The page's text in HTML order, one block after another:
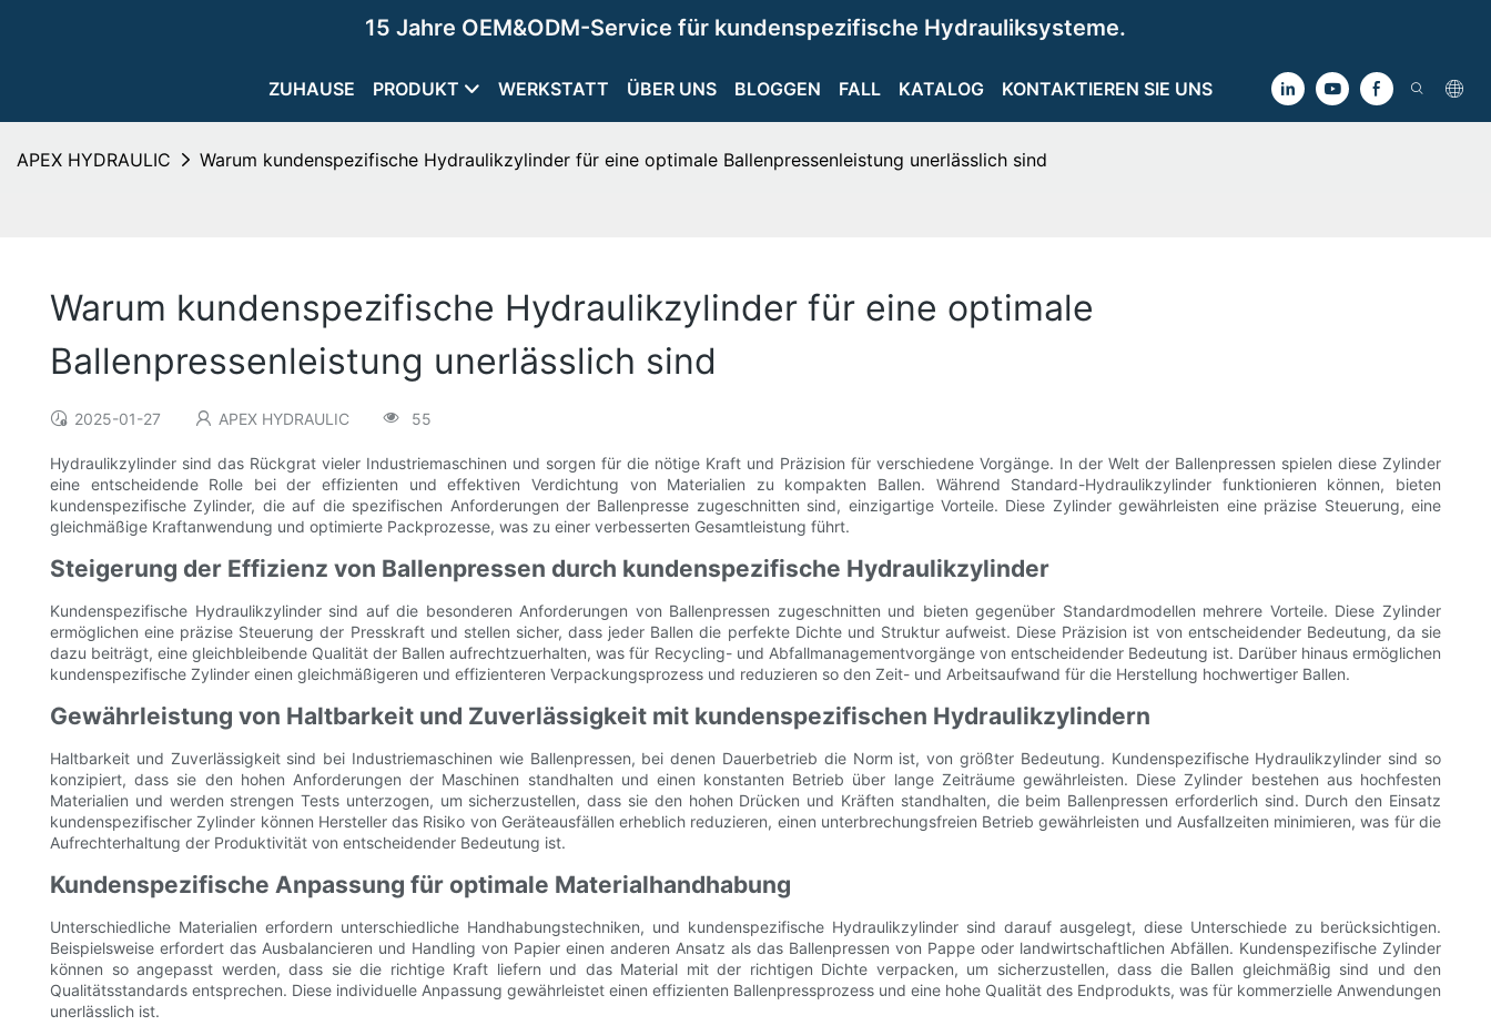
15 Jahre OEM&ODM-Service für kundenspezifische Hydrauliksysteme.
ZUHAUSE PRODUKT WERKSTATT ÜBER UNS BLOGGEN FALL KATALOG KONTAKTIEREN SIE UNS
APEX HYDRAULIC Warum kundenspezifische Hydraulikzylinder für eine optimale Ballenpressenleistung unerlässlich sind
Warum kundenspezifische Hydraulikzylinder für eine optimale
Ballenpressenleistung unerlässlich sind
2025-01-27 APEX HYDRAULIC 55
Hydraulikzylinder sind das Rückgrat vieler Industriemaschinen und sorgen für die nötige Kraft und Präzision für verschiedene Vorgänge. In der Welt der Ballenpressen spielen diese Zylinder
eine entscheidende Rolle bei der effizienten und effektiven Verdichtung von Materialien zu kompakten Ballen. Während Standard-Hydraulikzylinder funktionieren können, bieten
kundenspezifische Zylinder, die auf die spezifischen Anforderungen der Ballenpresse zugeschnitten sind, einzigartige Vorteile. Diese Zylinder gewährleisten eine präzise Steuerung, eine
gleichmäßige Kraftanwendung und optimierte Packprozesse, was zu einer verbesserten Gesamtleistung führt.
Steigerung der Effizienz von Ballenpressen durch kundenspezifische Hydraulikzylinder
Kundenspezifische Hydraulikzylinder sind auf die besonderen Anforderungen von Ballenpressen zugeschnitten und bieten gegenüber Standardmodellen mehrere Vorteile. Diese Zylinder
ermöglichen eine präzise Steuerung der Presskraft und stellen sicher, dass jeder Ballen die perfekte Dichte und Struktur aufweist. Diese Präzision ist von entscheidender Bedeutung, da sie
dazu beiträgt, eine gleichbleibende Qualität der Ballen aufrechtzuerhalten, was für Recycling- und Abfallmanagementvorgänge von entscheidender Bedeutung ist. Darüber hinaus ermöglichen
kundenspezifische Zylinder einen gleichmäßigeren und effizienteren Verpackungsprozess und reduzieren so den Zeit- und Arbeitsaufwand für die Herstellung hochwertiger Ballen.
Gewährleistung von Haltbarkeit und Zuverlässigkeit mit kundenspezifischen Hydraulikzylindern
Haltbarkeit und Zuverlässigkeit sind bei Industriemaschinen wie Ballenpressen, bei denen Dauerbetrieb die Norm ist, von größter Bedeutung. Kundenspezifische Hydraulikzylinder sind so
konzipiert, dass sie den hohen Anforderungen der Maschinen standhalten und einen konstanten Betrieb über lange Zeiträume gewährleisten. Diese Zylinder bestehen aus hochfesten
Materialien und werden strengen Tests unterzogen, um sicherzustellen, dass sie den hohen Drücken und Kräften standhalten, die beim Ballenpressen erforderlich sind. Durch den Einsatz
kundenspezifischer Zylinder können Hersteller das Risiko von Geräteausfällen erheblich reduzieren, einen unterbrechungsfreien Betrieb gewährleisten und Ausfallzeiten minimieren, was für die
Aufrechterhaltung der Produktivität von entscheidender Bedeutung ist.
Kundenspezifische Anpassung für optimale Materialhandhabung
Unterschiedliche Materialien erfordern unterschiedliche Handhabungstechniken, und kundenspezifische Hydraulikzylinder sind darauf ausgelegt, diese Unterschiede zu berücksichtigen.
Beispielsweise erfordert das Ausbalancieren und Handling von Papier einen anderen Ansatz als das Ballenpressen von Pappe oder landwirtschaftlichen Abfällen. Kundenspezifische Zylinder
können so angepasst werden, dass sie die richtige Kraft liefern und das Material mit der richtigen Dichte verpacken, um sicherzustellen, dass die Ballen gleichmäßig sind und den
Qualitätsstandards entsprechen. Diese individuelle Anpassung gewährleistet einen effizienten Ballenpressprozess und eine hohe Qualität des Endprodukts, was für kommerzielle Anwendungen
unerlässlich ist.